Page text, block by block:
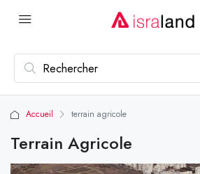
Accueil terrain agricole
Terrain Agricole